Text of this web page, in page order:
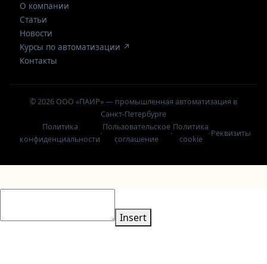
О компании
Статьи
Новости
Курсы по автоматизации ↗
Контакты
© 2026 ООО «ПАИР» — промышленная автоматизация в
Санкт-Петербурге
Политика
конфиденциальности
·
Пользовательское
соглашение
·
Политика
cookie
·Реквизиты
Insert